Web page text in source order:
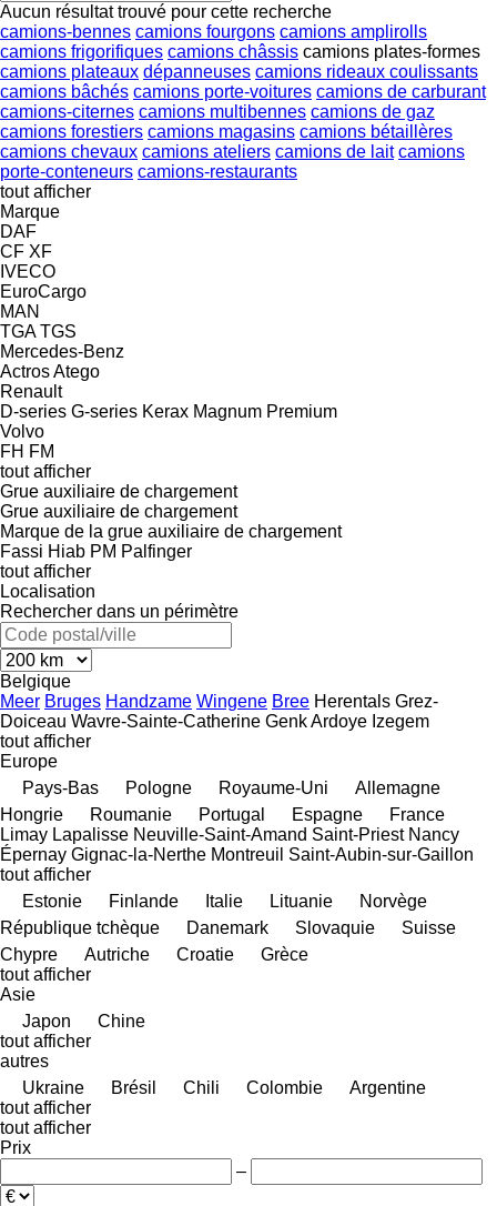
Aucun résultat trouvé pour cette recherche
camions-bennes camions fourgons camions amplirolls
camions frigorifiques camions châssis camions plates-formes
camions plateaux dépanneuses camions rideaux coulissants
camions bâchés camions porte-voitures camions de carburant
camions-citernes camions multibennes camions de gaz
camions forestiers camions magasins camions bétaillères
camions chevaux camions ateliers camions de lait camions
porte-conteneurs camions-restaurants
tout afficher
Marque
DAF
CF XF
IVECO
EuroCargo
MAN
TGA TGS
Mercedes-Benz
ActrosAtego
Renault
D-series G-series Kerax Magnum Premium
Volvo
FH FM
tout afficher
Grue auxiliaire de chargement
Grue auxiliaire de chargement
Marque de la grue auxiliaire de chargement
Fassi Hiab PM Palfinger
tout afficher
Localisation
Rechercher dans un périmètre
Belgique
Meer Bruges Handzame Wingene Bree Herentals Grez-
Doiceau Wavre-Sainte-Catherine GenkArdoye Izegem
tout afficher
Europe
Pays-Bas
Pologne Royaume-Uni
Allemagne
Hongrie
Roumanie Portugal Espagne
France
Limay Lapalisse Neuville-Saint-Amand Saint-Priest Nancy
Épernay Gignac-la-Nerthe Montreuil Saint-Aubin-sur-Gaillon
tout afficher
Estonie
Finlande Italie Lituanie
Norvège
République tchèque
Danemark Slovaquie
Suisse
Chypre
Autriche Croatie
Grèce
tout afficher
Asie
Japon
Chine
tout afficher
autres
Ukraine
Brésil Chili Colombie
Argentine
tout afficher
tout afficher
Prix
–